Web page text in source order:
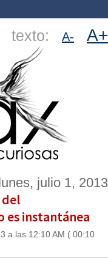
texto: A- A+
julio 1, 2013
del
es instantánea
a las 12:10 AM ( 00:10